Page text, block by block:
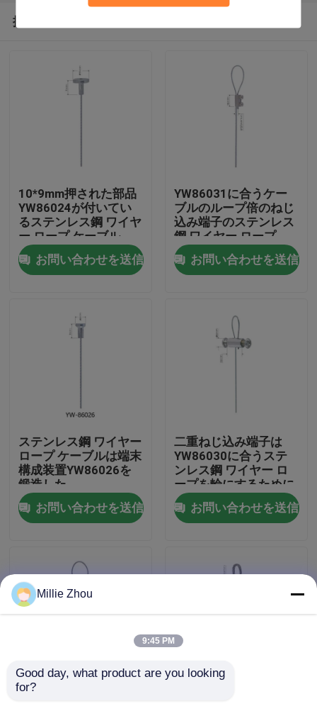
私達について
工場旅行
品質管理
私達に連絡しなさい
引用を要求しなさい
推薦されたプロダクト
10*9mm押された部品
YW86024が付いてい
るステンレス鋼 ワイヤ
ー ロープ ケーブル
お問い合わせを送信
YW86031に合うケー
ブルのループ倍のねじ
込み端子のステンレス
鋼 ワイヤー ロープ
お問い合わせを送信
ステンレス鋼 ワイヤー
ロープ ケーブルは端末
構成装置YW86026を
鍛造した
お問い合わせを送信
二重ねじ込み端子は
YW86030に合うステ
ンレス鋼 ワイヤー ロ
ープを輪にするために
ケーブルで通信する
お問い合わせを送信
鋳造物ターミナルは死
Millie Zhou
9:45 PM
Good day, what product are you looking
for?